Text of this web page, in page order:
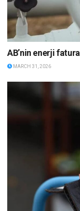
AB’nin enerji
MARCH 31, 2026